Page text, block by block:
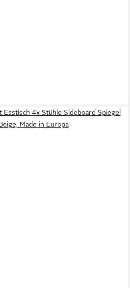
4x Stühle Sideboard Spiegel
Made in Europa